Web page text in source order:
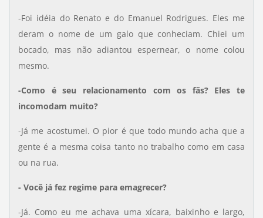
-Foi idéia do Renato e do Emanuel Rodrigues. Eles me
deram o nome de um galo que conheciam. Chiei um
bocado, mas não adiantou espernear, o nome colou
mesmo.
-Como é seu relacionamento com os fãs? Eles te
incomodam muito?
-Já me acostumei. O pior é que todo mundo acha que a
gente é a mesma coisa tanto no trabalho como em casa
ou na rua.
- Você já fez regime para emagrecer?
-Já. Como eu me achava uma xícara, baixinho e largo,